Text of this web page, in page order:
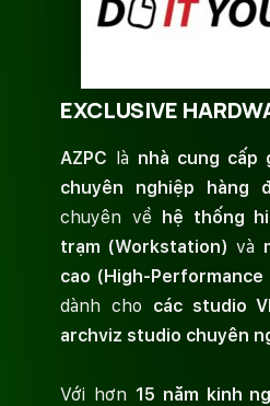
EXCLUSIVE
AZPC là nhà cung cấp
chuyên nghiệp hàng
chuyên về hệ thống
trạm (Workstation) và
cao (High-Performance
dành cho các studio
archviz studio chuyên
Với hơn 15 năm kinh